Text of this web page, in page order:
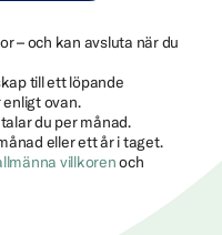
– och kan avsluta när du
till ett löpande
ovan.
du per månad.
eller ett år i taget.
villkorenoch